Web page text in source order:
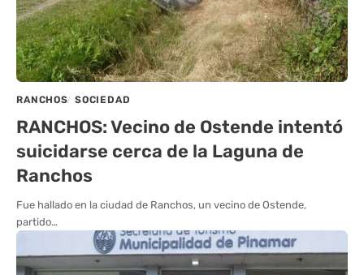
RANCHOS SOCIEDAD
RANCHOS: Vecino de Ostende intentó
suicidarse cerca de la Laguna de
Ranchos
Fue hallado en la ciudad de Ranchos, un vecino de Ostende,
partido…